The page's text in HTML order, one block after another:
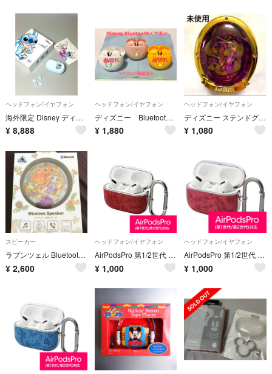
ヘッドフォン/イヤフォン
海外限定 Disney ディズニー スティッチ TWS ワイヤレス イヤホン
¥ 8,888
ヘッドフォン/イヤフォン
ディズニー Bluetooth5.3 ワイヤレスイヤホン ペアリング確認済
¥ 1,880
ヘッドフォン/イヤフォン
ディズニー ステンドグラス コンパクトケース入り イヤホン ラプンツェル
¥ 1,080
スピーカー
ラプンツェル Bluetoothスピーカー 防滴 Enjoy Music
¥ 2,600
ヘッドフォン/イヤフォン
AirPodsPro 第1/2世代 ケース 抗菌 ミニー APD17
¥ 1,000
ヘッドフォン/イヤフォン
AirPodsPro 第1/2世代 ケース 抗菌 ラプンツェル APD20
¥ 1,000